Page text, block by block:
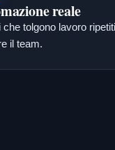
reale
che tolgono lavoro
il team.